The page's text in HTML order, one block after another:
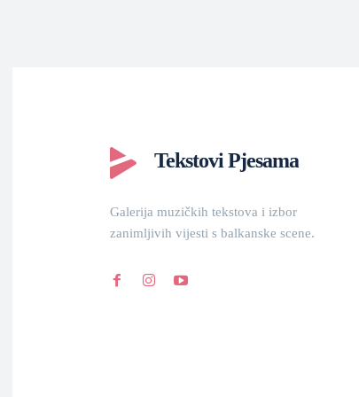
Tekstovi Pjesama
Galerija muzičkih tekstova i izbor
zanimljivih vijesti s balkanske scene.